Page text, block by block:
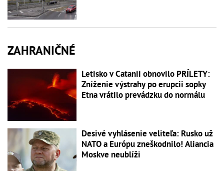
ZAHRANIČNÉ
Letisko v Catanii obnovilo PRÍLETY:
Zníženie výstrahy po erupcii sopky
Etna vrátilo prevádzku do normálu
Desivé vyhlásenie veliteľa: Rusko už
NATO a Európu zneškodnilo! Aliancia
Moskve neublíži